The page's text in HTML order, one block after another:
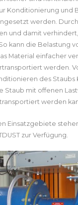
Konditionierung und
werden.
und damit
kann die Belastung
Material einfacher
werden.
des
Staub mit offenen
werden
Einsatzgebiete
zur Verfügung.